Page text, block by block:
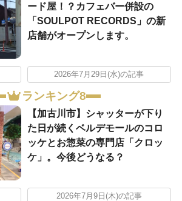
ード屋！？カフェバー併設の
「SOULPOT RECORDS」の新
店舗がオープンします。
2026年7月29日(水)の記事
ランキング8
【加古川市】シャッターが下り
た日が続くベルデモールのコロ
ッケとお惣菜の専門店「クロッ
ケ」。今後どうなる？
2026年7月9日(木)の記事